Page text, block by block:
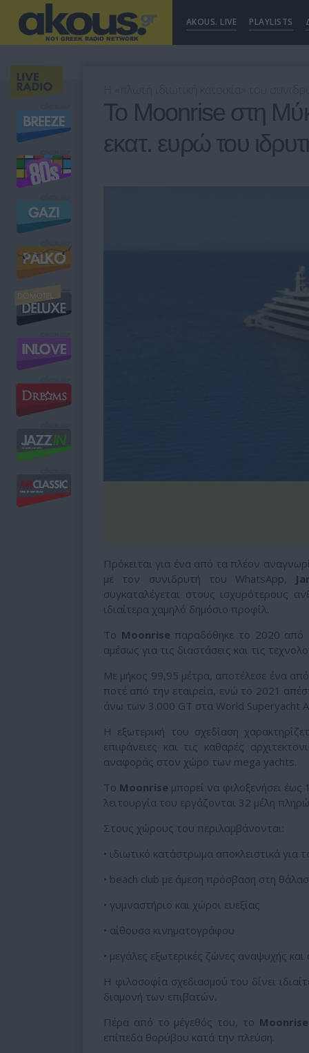
AKOUS. LIVE PLAYLISTS
Το Moonrise στη
εκατ. ευρώ του
Πρόκειται για ένα από τα πλέον
με τον συνιδρυτή του WhatsApp,
συγκαταλέγεται στους ισχυρότερους
ιδιαίτερα χαμηλό δημόσιο προφίλ.
Το Moonrise παραδόθηκε το 2020 από
αμέσως για τις διαστάσεις και τις
Με μήκος 99,95 μέτρα, αποτέλεσε ένα
ποτέ από την εταιρεία, ενώ το 2021
άνω των 3.000 GT στα World Superyacht
Η εξωτερική του σχεδίαση
επιφάνειες και τις καθαρές
αναφοράς στον χώρο των mega yachts.
Το Moonrise μπορεί να φιλοξενήσει έως
λειτουργία του εργάζονται 32 μέλη
Στους χώρους του περιλαμβάνονται:
• ιδιωτικό κατάστρωμα αποκλειστικά για
• beach club με άμεση πρόσβαση στη
• γυμναστήριο και χώροι ευεξίας
• αίθουσα κινηματογράφου
• μεγάλες εξωτερικές ζώνες αναψυχής και
Η φιλοσοφία σχεδιασμού του δίνει
διαμονή των επιβατών.
Πέρα από το μέγεθός του, το Moonrise
επίπεδα θορύβου κατά την πλεύση.